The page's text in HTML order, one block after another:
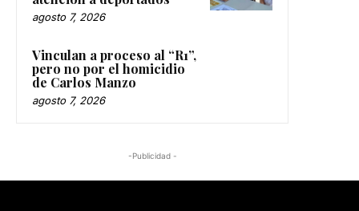
agosto 7, 2026
Vinculan a proceso al “R1”,
pero no por el homicidio
de Carlos Manzo
agosto 7, 2026
-Publicidad -